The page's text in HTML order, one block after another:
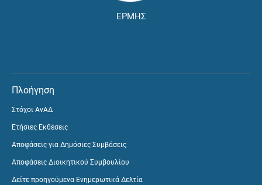
ΕΡΜΗΣ
Πλοήγηση
Στόχοι ΑνΑΔ
Ετήσιες Εκθέσεις
Αποφάσεις για Δημόσιες Συμβάσεις
Αποφάσεις Διοικητικού Συμβουλίου
Δείτε προηγούμενα Ενημερωτικά Δελτία